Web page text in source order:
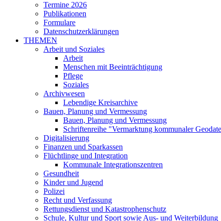
Termine 2026
Publikationen
Formulare
Datenschutzerklärungen
THEMEN
Arbeit und Soziales
Arbeit
Menschen mit Beeinträchtigung
Pflege
Soziales
Archivwesen
Lebendige Kreisarchive
Bauen, Planung und Vermessung
Bauen, Planung und Vermessung
Schriftenreihe "Vermarktung kommunaler
Digitalisierung
Finanzen und Sparkassen
Flüchtlinge und Integration
Kommunale Integrationszentren
Gesundheit
Kinder und Jugend
Polizei
Recht und Verfassung
Rettungsdienst und Katastrophenschutz
Schule, Kultur und Sport sowie Aus- und Weiterbildung